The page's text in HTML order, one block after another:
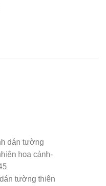
tường thiên